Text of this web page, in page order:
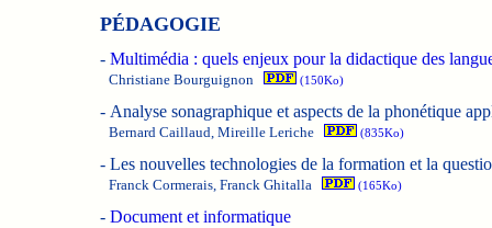
PÉDAGOGIE
- Multimédia : quels enjeux pour la didactique des
Christiane Bourguignon (150Ko)
- Analyse sonagraphique et aspects de la phonétique
Bernard Caillaud, Mireille Leriche (835Ko)
- Les nouvelles technologies de la formation et la
Franck Cormerais, Franck Ghitalla (165Ko)
- Document et informatique